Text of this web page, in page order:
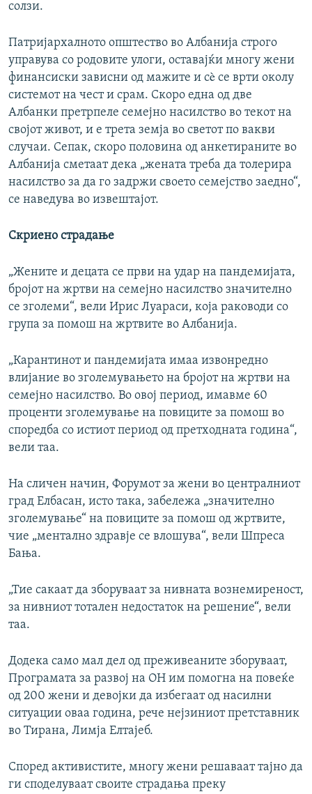
солзи.
Патријархалното општество во Албанија строго
управува со родовите улоги, оставајќи многу жени
финансиски зависни од мажите и сè се врти околу
системот на чест и срам. Скоро една од две
Албанки претрпеле семејно насилство во текот на
својот живот, и е трета земја во светот по вакви
случаи. Сепак, скоро половина од анкетираните во
Албанија сметаат дека „жената треба да толерира
насилство за да го задржи своето семејство заедно“,
се наведува во извештајот.
Скриено страдање
„Жените и децата се први на удар на пандемијата,
бројот на жртви на семејно насилство значително
се зголеми“, вели Ирис Луараси, која раководи со
група за помош на жртвите во Албанија.
„Карантинот и пандемијата имаа извонредно
влијание во зголемувањето на бројот на жртви на
семејно насилство. Во овој период, имавме 60
проценти зголемување на повиците за помош во
споредба со истиот период од претходната година“,
вели таа.
На сличен начин, Форумот за жени во централниот
град Елбасан, исто така, забележа „значително
зголемување“ на повиците за помош од жртвите,
чие „ментално здравје се влошува“, вели Шпреса
Бања.
„Тие сакаат да зборуваат за нивната вознемиреност,
за нивниот тотален недостаток на решение“, вели
таа.
Додека само мал дел од преживеаните зборуваат,
Програмата за развој на ОН им помогна на повеќе
од 200 жени и девојки да избегаат од насилни
ситуации оваа година, рече нејзиниот претставник
во Тирана, Лимја Елтајеб.
Според активистите, многу жени решаваат тајно да
ги споделуваат своите страдања преку